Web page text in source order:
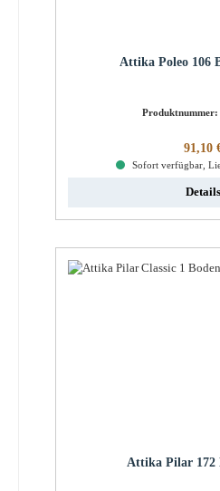
Attika Poleo 106
Produktnummer:
91,10
Sofort verfügbar,
Details
Attika Pilar 172